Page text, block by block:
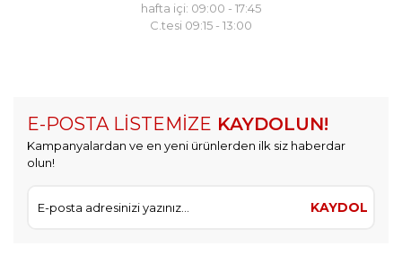
hafta içi: 09:00 - 17:45
C.tesi 09:15 - 13:00
E-POSTA LİSTEMİZE KAYDOLUN!
Kampanyalardan ve en yeni ürünlerden ilk siz haberdar
olun!
KAYDOL